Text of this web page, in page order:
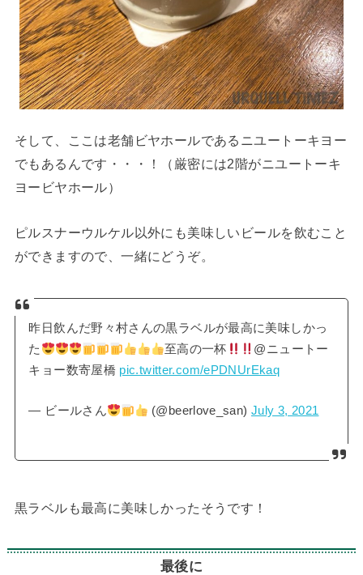
そして、ここは老舗ビヤホールであるニユートーキヨー
でもあるんです・・・！（厳密には2階がニユートーキ
ヨービヤホール）
ピルスナーウルケル以外にも美味しいビールを飲むこと
ができますので、一緒にどうぞ。
昨日飲んだ野々村さんの黒ラベルが最高に美味しかっ
た
至高の一杯
@ニュートー
キョー数寄屋橋 pic.twitter.com/ePDNUrEkaq
— ビールさん (@beerlove_san) July 3, 2021
黒ラベルも最高に美味しかったそうです！
最後に